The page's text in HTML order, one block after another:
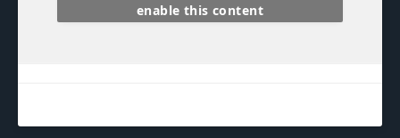
enable this content